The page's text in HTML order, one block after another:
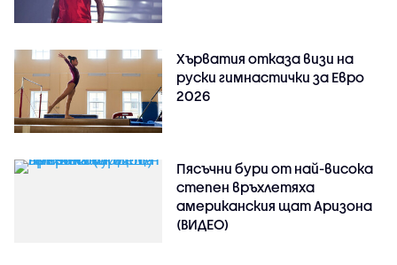
Хърватия отказа визи на
руски гимнастички за Евро
2026
Пясъчни бури от най-висока
степен връхлетяха
американския щат Аризона
(ВИДЕО)